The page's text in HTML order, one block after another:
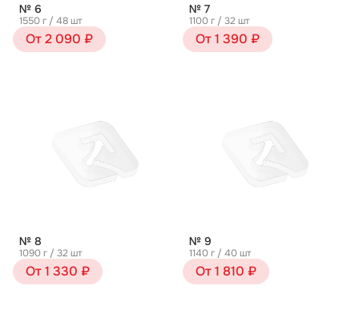
№ 6
1550 г / 48 шт
От 2 090 ₽
№ 7
1100 г / 32 шт
От 1 390 ₽
№ 8
1090 г / 32 шт
От 1 330 ₽
№ 9
1140 г / 40 шт
От 1 810 ₽